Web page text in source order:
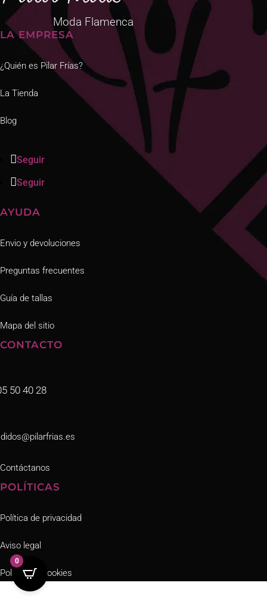
Moda Flamenca
LA EMPRESA
¿Quién es Pilar Frías?
La Tienda
Blog
Seguir
Seguir
AYUDA
Envio y devoluciones
Preguntas frecuentes
Guía de tallas
Mapa del sitio
CONTACTO
50 40 28
Contáctanos
POLÍTICAS
Política de privacidad
Aviso legal
Política de cookies
0